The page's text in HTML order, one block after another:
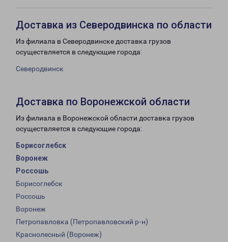
Доставка из Северодвинска по области
Из филиала в Северодвинске доставка грузов
осуществляется в следующие города:
Северодвинск
Доставка по Воронежской области
Из филиала в Воронежской области доставка грузов
осуществляется в следующие города:
Борисоглебск
Воронеж
Россошь
Борисоглебск
Россошь
Воронеж
Петропавловка (Петропавловский р-н)
Краснолесный (Воронеж)